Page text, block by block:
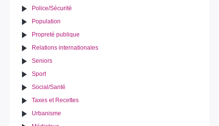
Police/Sécurité
Population
Propreté publique
Relations internationales
Seniors
Sport
Social/Santé
Taxes et Recettes
Urbanisme